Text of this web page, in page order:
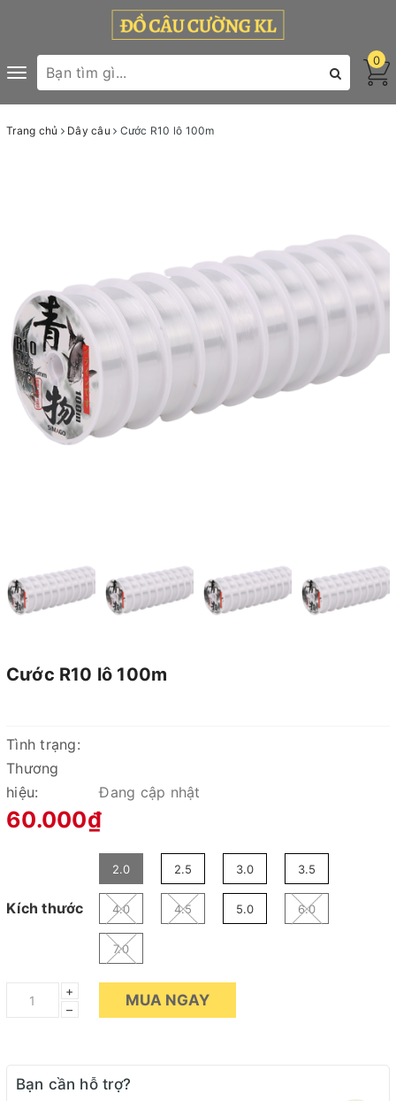
Toggle
navigation
0
Trang chủ Dây câu Cước R10 lô 100m
Cước R10 lô 100m
Tình trạng:
Thương
hiệu:
Đang cập nhật
60.000₫
Kích thước
2.0 2.5 3.0 3.5
4.0 4.5 5.0 6.0
7.0
+
–
MUA NGAY
Bạn cần hỗ trợ?